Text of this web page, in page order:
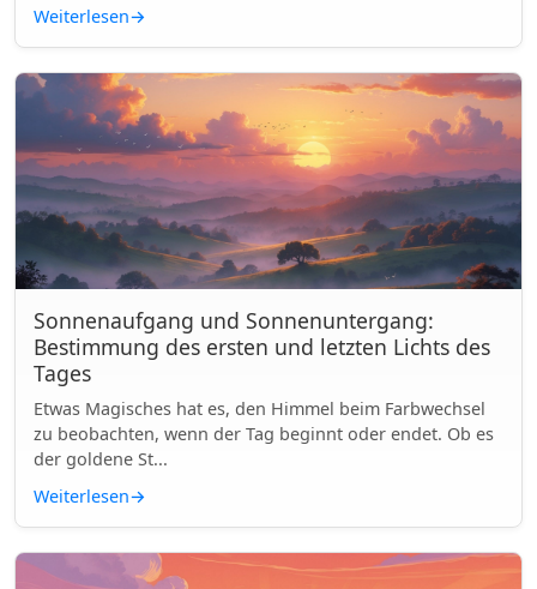
Weiterlesen→
Sonnenaufgang und Sonnenuntergang:
Bestimmung des ersten und letzten Lichts des
Tages
Etwas Magisches hat es, den Himmel beim Farbwechsel
zu beobachten, wenn der Tag beginnt oder endet. Ob es
der goldene St...
Weiterlesen→